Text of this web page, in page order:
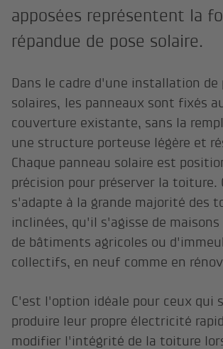
apposées représentent la
répandue de pose solaire.
Dans le cadre d'une installation de
solaires, les panneaux sont fixés
couverture existante, sans la
une structure porteuse légère et
Chaque panneau solaire est
précision pour préserver la toiture.
s'adapte à la grande majorité des
inclinées, qu'il s'agisse de
de bâtiments agricoles ou
collectifs, en neuf comme en
C'est l'option idéale pour ceux qui
produire leur propre électricité
modifier l'intégrité de la toiture